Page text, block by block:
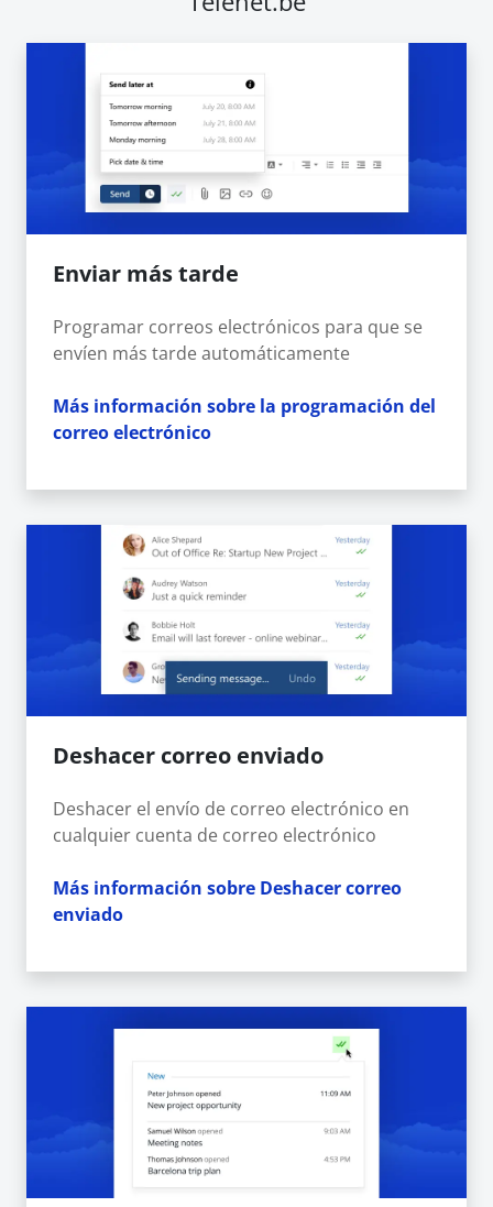
Enviar más tarde
Programar correos electrónicos para que se
envíen más tarde automáticamente
Más información sobre la programación del
correo electrónico
Deshacer correo enviado
Deshacer el envío de correo electrónico en
cualquier cuenta de correo electrónico
Más información sobre Deshacer correo
enviado